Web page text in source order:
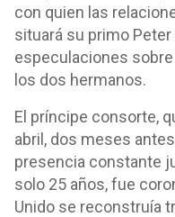
con quien las
situará su primo
especulaciones
los dos hermanos.
El príncipe consorte,
abril, dos meses
presencia constante
solo 25 años, fue
Unido se reconstruía